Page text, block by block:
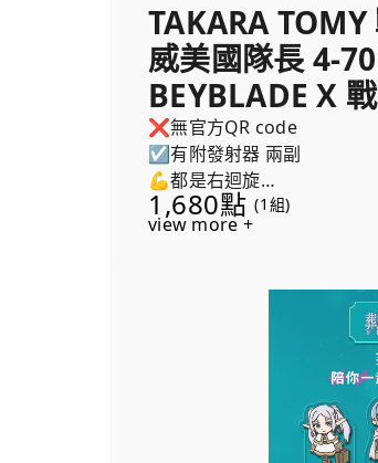
TAKARA
威美國隊長 4-
BEYBLADE X
❌無官方QR code
☑️有附發射器 兩副
💪都是右迴旋
數量有限，兌完為止。
1,680點 (1組)
view more +